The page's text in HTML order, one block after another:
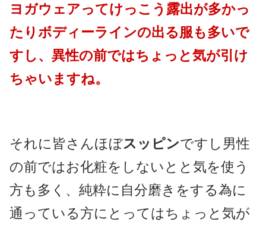
ヨガウェアってけっこう露出が多かっ
たりボディーラインの出る服も多いで
すし、異性の前ではちょっと気が引け
ちゃいますね。
それに皆さんほぼスッピンですし男性
の前ではお化粧をしないとと気を使う
方も多く、純粋に自分磨きをする為に
通っている方にとってはちょっと気が